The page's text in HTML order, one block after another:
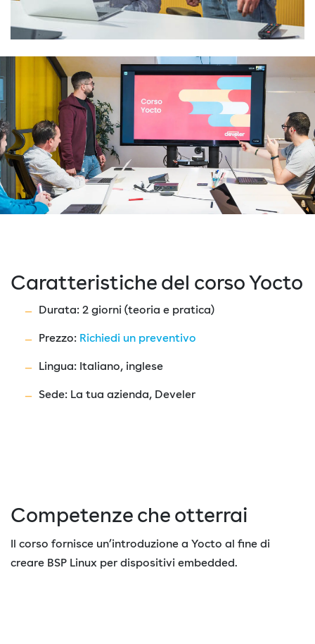
Caratteristiche del corso Yocto
Durata: 2 giorni (teoria e pratica)
Prezzo: Richiedi un preventivo
Lingua: Italiano, inglese
Sede: La tua azienda, Develer
Competenze che otterrai
Il corso fornisce un’introduzione a Yocto al fine di
creare BSP Linux per dispositivi embedded.